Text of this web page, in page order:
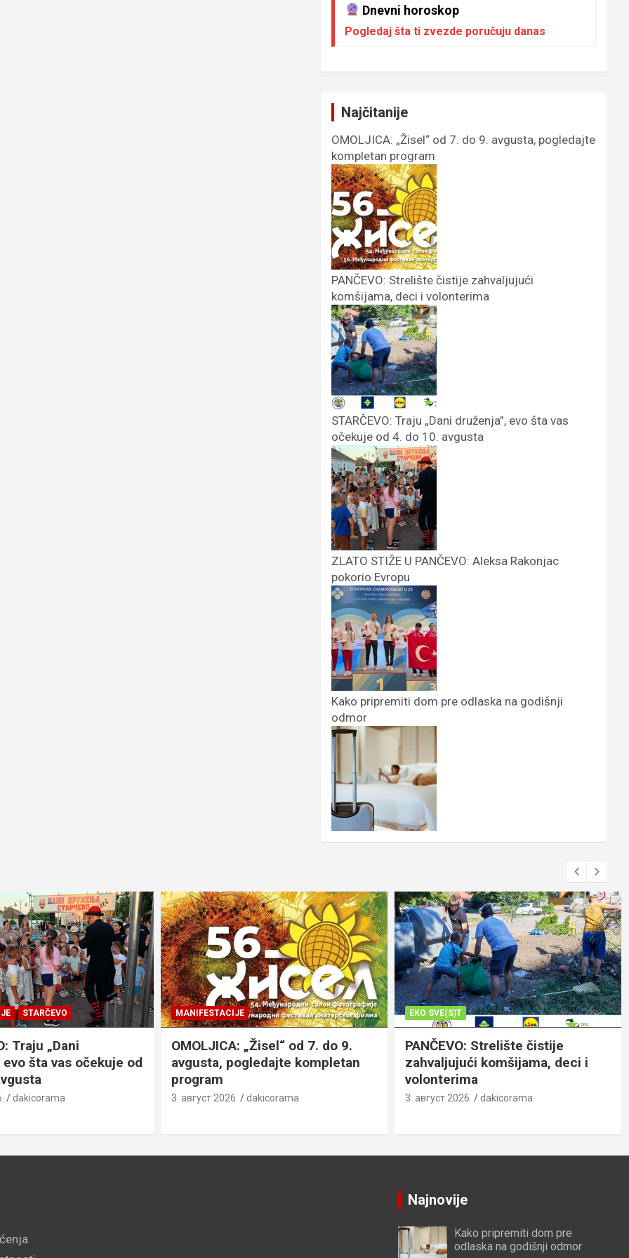
Dnevni horoskop
Pogledaj šta ti zvezde poručuju danas
Najčitanije
OMOLJICA: „Žisel“ od 7. do 9. avgusta, pogledajte
kompletan program
PANČEVO: Strelište čistije zahvaljujući
komšijama, deci i volonterima
STARČEVO: Traju „Dani druženja”, evo šta vas
očekuje od 4. do 10. avgusta
ZLATO STIŽE U PANČEVO: Aleksa Rakonjac
pokorio Evropu
Kako pripremiti dom pre odlaska na godišnji
odmor
STARČEVO
Traju „Dani
evo šta vas očekuje od
dakicorama
MANIFESTACIJE
OMOLJICA: „Žisel“ od 7. do 9.
avgusta, pogledajte kompletan
program
3. август 2026. dakicorama
EKO SVE(S)T
PANČEVO: Strelište čistije
zahvaljujući komšijama, deci i
volonterima
3. август 2026. dakicorama
Najnovije
Kako pripremiti dom pre
odlaska na godišnji odmor